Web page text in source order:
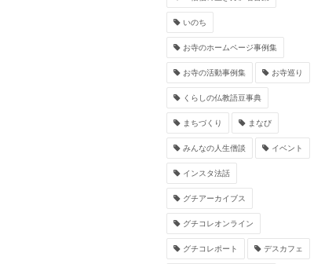
いのち
お寺のホームページ事例集
お寺の活動事例集 お寺巡り
くらしの仏教語豆事典
まちづくり まなび
みんなの人生僧談 イベント
インスタ法話
グチアーカイブス
グチコレオンライン
グチコレポート デスカフェ